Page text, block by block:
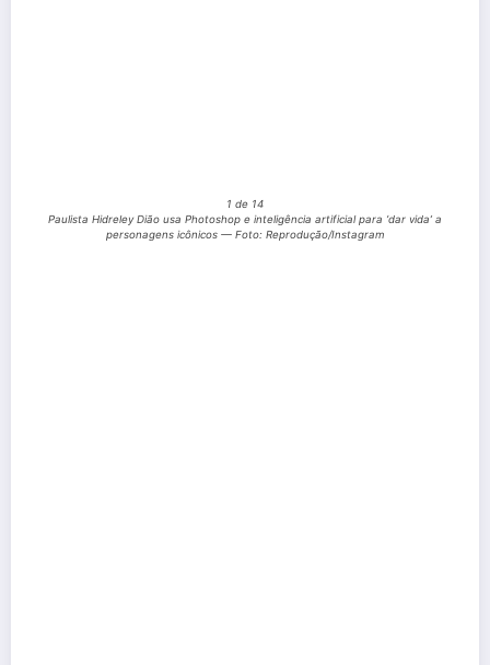
1 de 14
Paulista Hidreley Dião usa Photoshop e inteligência artificial para ‘dar vida’ a
personagens icônicos — Foto: Reprodução/Instagram